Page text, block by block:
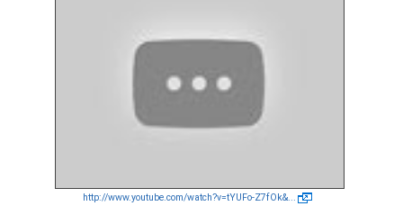
http://www.youtube.com/watch?v=tYUFo-Z7fOk&...